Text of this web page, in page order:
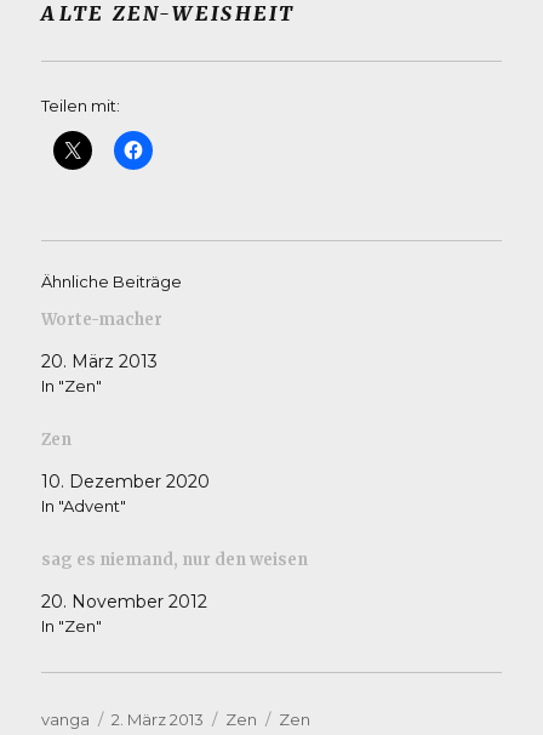
ALTE ZEN-WEISHEIT
Teilen mit:
Ähnliche Beiträge
Worte-macher
20. März 2013
In "Zen"
Zen
10. Dezember 2020
In "Advent"
sag es niemand, nur den weisen
20. November 2012
In "Zen"
Autor
vanga
Veröffentlicht
2. März 2013 Kategorien
Zen Schlagwörter
Zen